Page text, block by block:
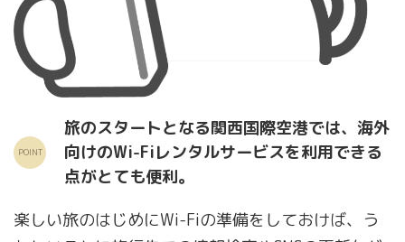
旅のスタートとなる関西国際空港では、海外
向けのWi-Fiレンタルサービスを利用できる
点がとても便利。
楽しい旅のはじめにWi-Fiの準備をしておけば、う